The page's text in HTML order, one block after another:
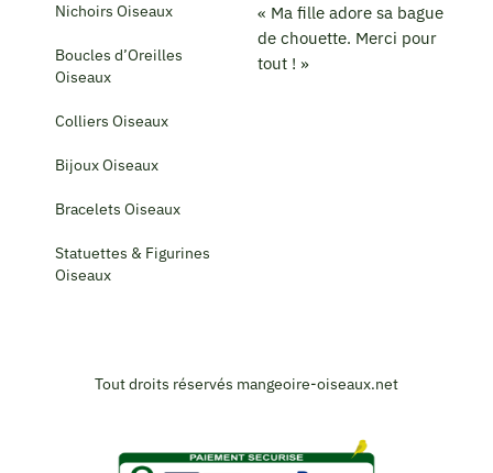
Nichoirs Oiseaux
Boucles d’Oreilles
Oiseaux
Colliers Oiseaux
Bijoux Oiseaux
Bracelets Oiseaux
Statuettes & Figurines
Oiseaux
« Ma fille adore sa bague
de chouette. Merci pour
tout ! »
Tout droits réservés mangeoire-oiseaux.net